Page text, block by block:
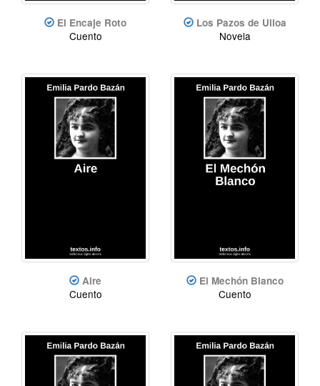
El Encaje Roto
Cuento
Los Pazos de Ulloa
Novela
Aire
Cuento
El Mechón Blanco
Cuento